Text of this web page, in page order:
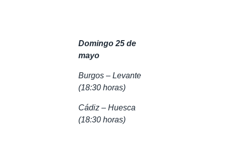
Domingo 25 de
mayo
Burgos – Levante
(18:30 horas)
Cádiz – Huesca
(18:30 horas)